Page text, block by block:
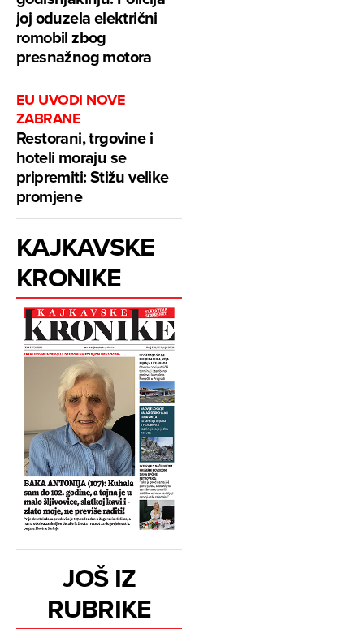
joj oduzela električni
romobil zbog
presnažnog motora
EU UVODI NOVE
ZABRANE
Restorani, trgovine i
hoteli moraju se
pripremiti: Stižu velike
promjene
KAJKAVSKE
KRONIKE
JOŠ IZ
RUBRIKE